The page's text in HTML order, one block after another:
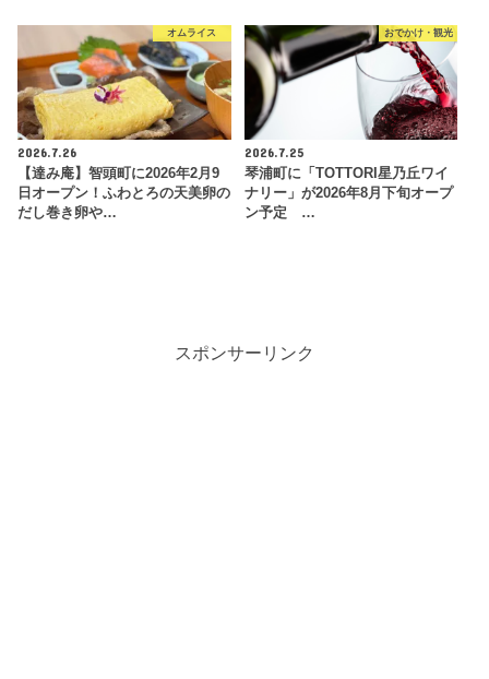
オムライス
2026.7.26
【達み庵】智頭町に2026年2月9
日オープン！ふわとろの天美卵の
だし巻き卵や…
おでかけ・観光
2026.7.25
琴浦町に「TOTTORI星乃丘ワイ
ナリー」が2026年8月下旬オープ
ン予定 …
スポンサーリンク